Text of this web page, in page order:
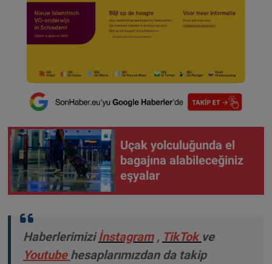
Uçak yolculuğunda el
bagajına alabileceğiniz
eşyalar
Haberlerimiziİnstagram , TikTok ve
Youtube hesaplarımızdan da takip